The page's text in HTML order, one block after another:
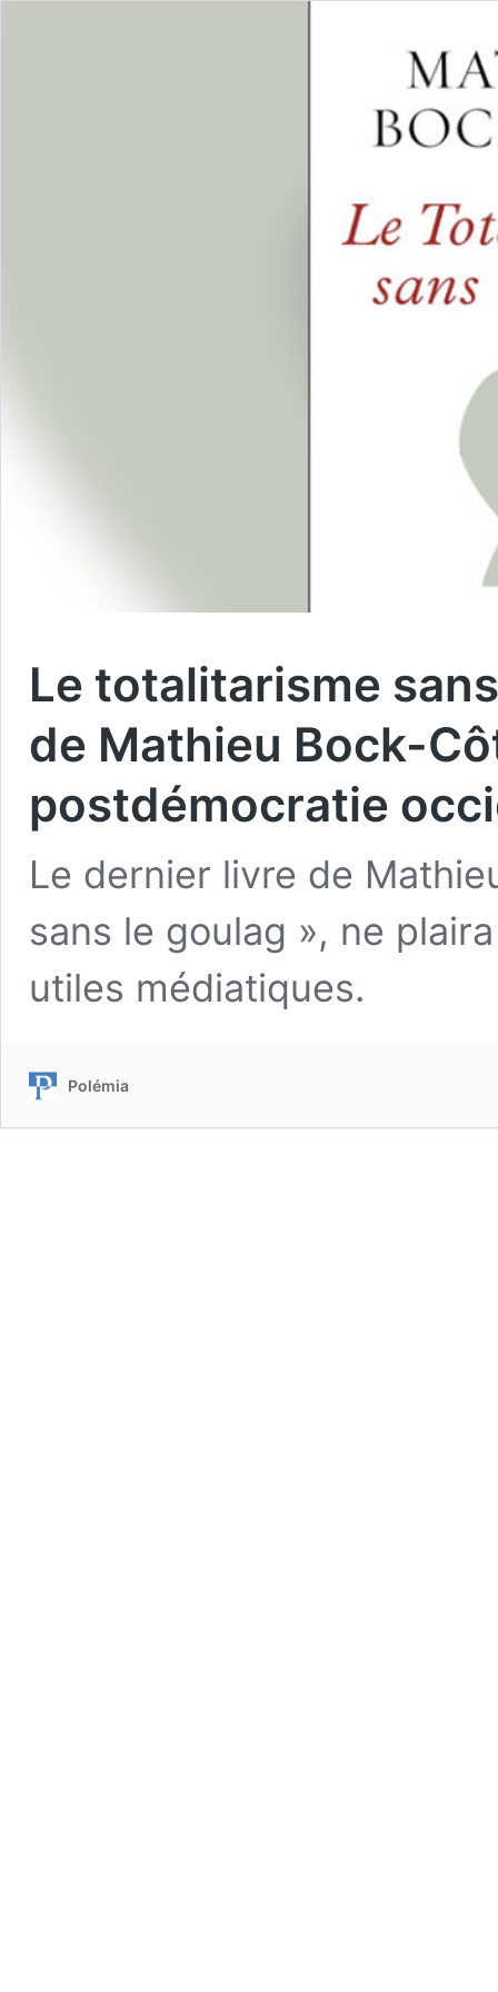
Le totalitarisme
de Mathieu Bock-
postdémocratie
Le dernier livre de
sans le goulag », ne
utiles médiatiques.
Polémia